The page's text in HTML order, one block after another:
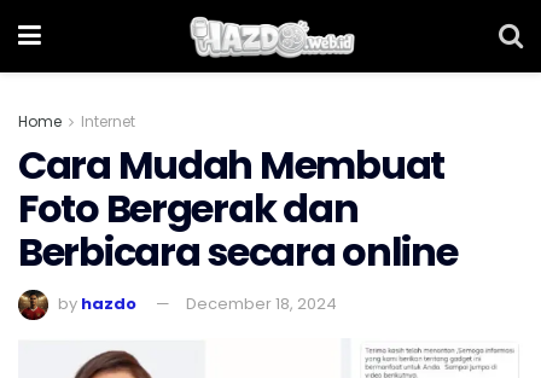
Home Internet
Cara Mudah Membuat
Foto Bergerak dan
Berbicara secara online
by hazdo December 18, 2024